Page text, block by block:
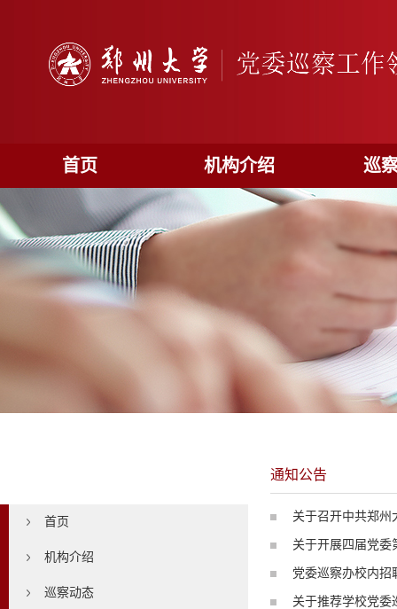
首页 机构介绍 巡
首页
机构介绍
巡察动态
通知公告
关于召开中共郑州
关于开展四届党委
党委巡察办校内招
关于推荐学校党委